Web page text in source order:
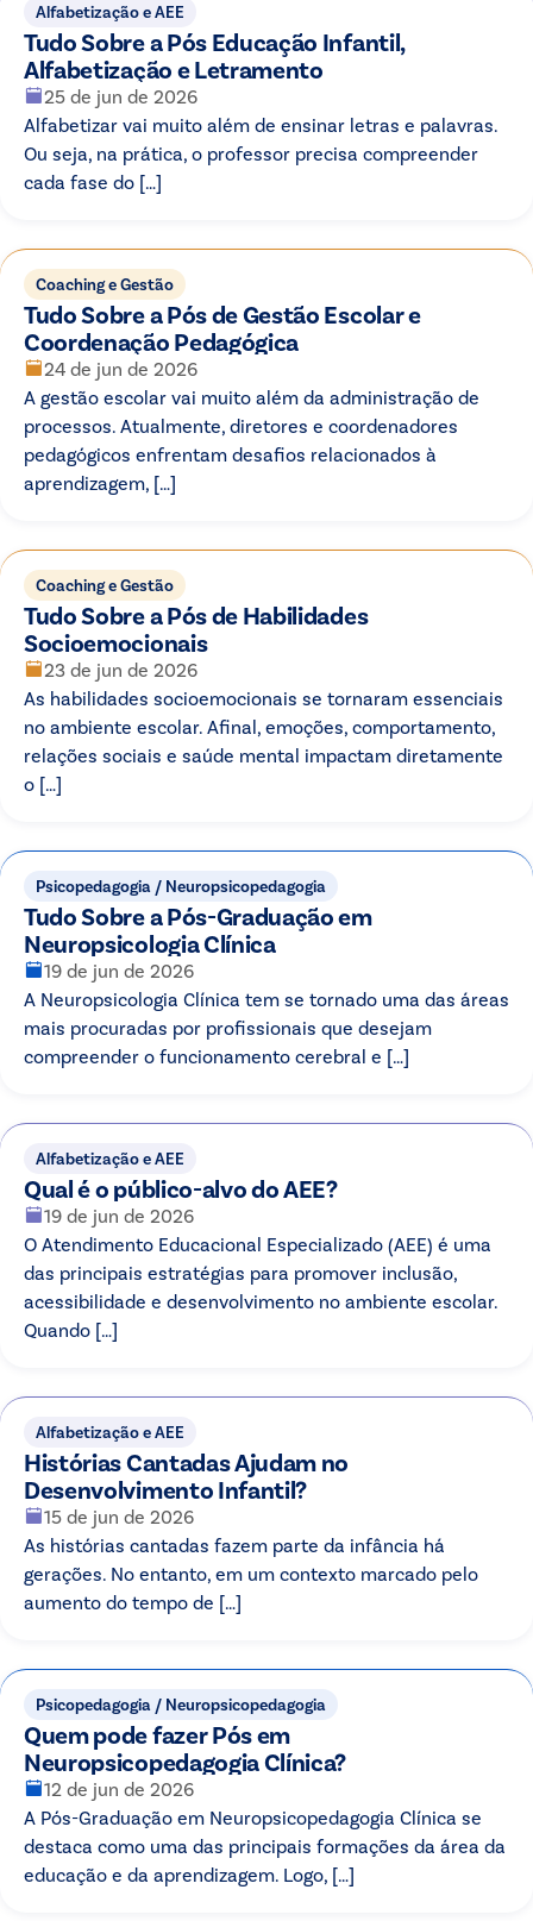
Alfabetização e AEE
Tudo Sobre a Pós Educação Infantil,
Alfabetização e Letramento
25 de jun de 2026
Alfabetizar vai muito além de ensinar letras e palavras.
Ou seja, na prática, o professor precisa compreender
cada fase do […]
Coaching e Gestão
Tudo Sobre a Pós de Gestão Escolar e
Coordenação Pedagógica
24 de jun de 2026
A gestão escolar vai muito além da administração de
processos. Atualmente, diretores e coordenadores
pedagógicos enfrentam desafios relacionados à
aprendizagem, […]
Coaching e Gestão
Tudo Sobre a Pós de Habilidades
Socioemocionais
23 de jun de 2026
As habilidades socioemocionais se tornaram essenciais
no ambiente escolar. Afinal, emoções, comportamento,
relações sociais e saúde mental impactam diretamente
o […]
Psicopedagogia / Neuropsicopedagogia
Tudo Sobre a Pós-Graduação em
Neuropsicologia Clínica
19 de jun de 2026
A Neuropsicologia Clínica tem se tornado uma das áreas
mais procuradas por profissionais que desejam
compreender o funcionamento cerebral e […]
Alfabetização e AEE
Qual é o público-alvo do AEE?
19 de jun de 2026
O Atendimento Educacional Especializado (AEE) é uma
das principais estratégias para promover inclusão,
acessibilidade e desenvolvimento no ambiente escolar.
Quando […]
Alfabetização e AEE
Histórias Cantadas Ajudam no
Desenvolvimento Infantil?
15 de jun de 2026
As histórias cantadas fazem parte da infância há
gerações. No entanto, em um contexto marcado pelo
aumento do tempo de […]
Psicopedagogia / Neuropsicopedagogia
Quem pode fazer Pós em
Neuropsicopedagogia Clínica?
12 de jun de 2026
A Pós-Graduação em Neuropsicopedagogia Clínica se
destaca como uma das principais formações da área da
educação e da aprendizagem. Logo, […]